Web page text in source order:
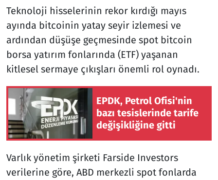
Teknoloji hisselerinin rekor kırdığı mayıs
ayında bitcoinin yatay seyir izlemesi ve
ardından düşüşe geçmesinde spot bitcoin
borsa yatırım fonlarında (ETF) yaşanan
kitlesel sermaye çıkışları önemli rol oynadı.
EPDK, Petrol Ofisi'nin
bazı tesislerinde tarife
değişikliğine gitti
Varlık yönetim şirketi Farside Investors
verilerine göre, ABD merkezli spot fonlarda